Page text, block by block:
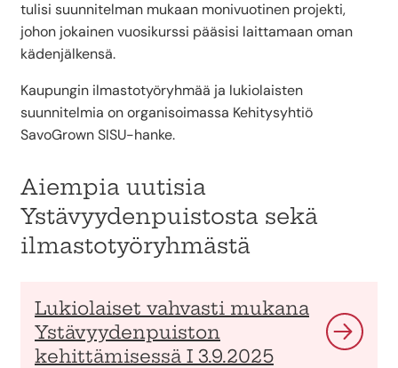
tulisi suunnitelman mukaan monivuotinen projekti,
johon jokainen vuosikurssi pääsisi laittamaan oman
kädenjälkensä.
Kaupungin ilmastotyöryhmää ja lukiolaisten
suunnitelmia on organisoimassa Kehitysyhtiö
SavoGrown SISU-hanke.
Aiempia uutisia
Ystävyydenpuistosta sekä
ilmastotyöryhmästä
Lukiolaiset vahvasti mukana
Ystävyydenpuiston
kehittämisessä I 3.9.2025